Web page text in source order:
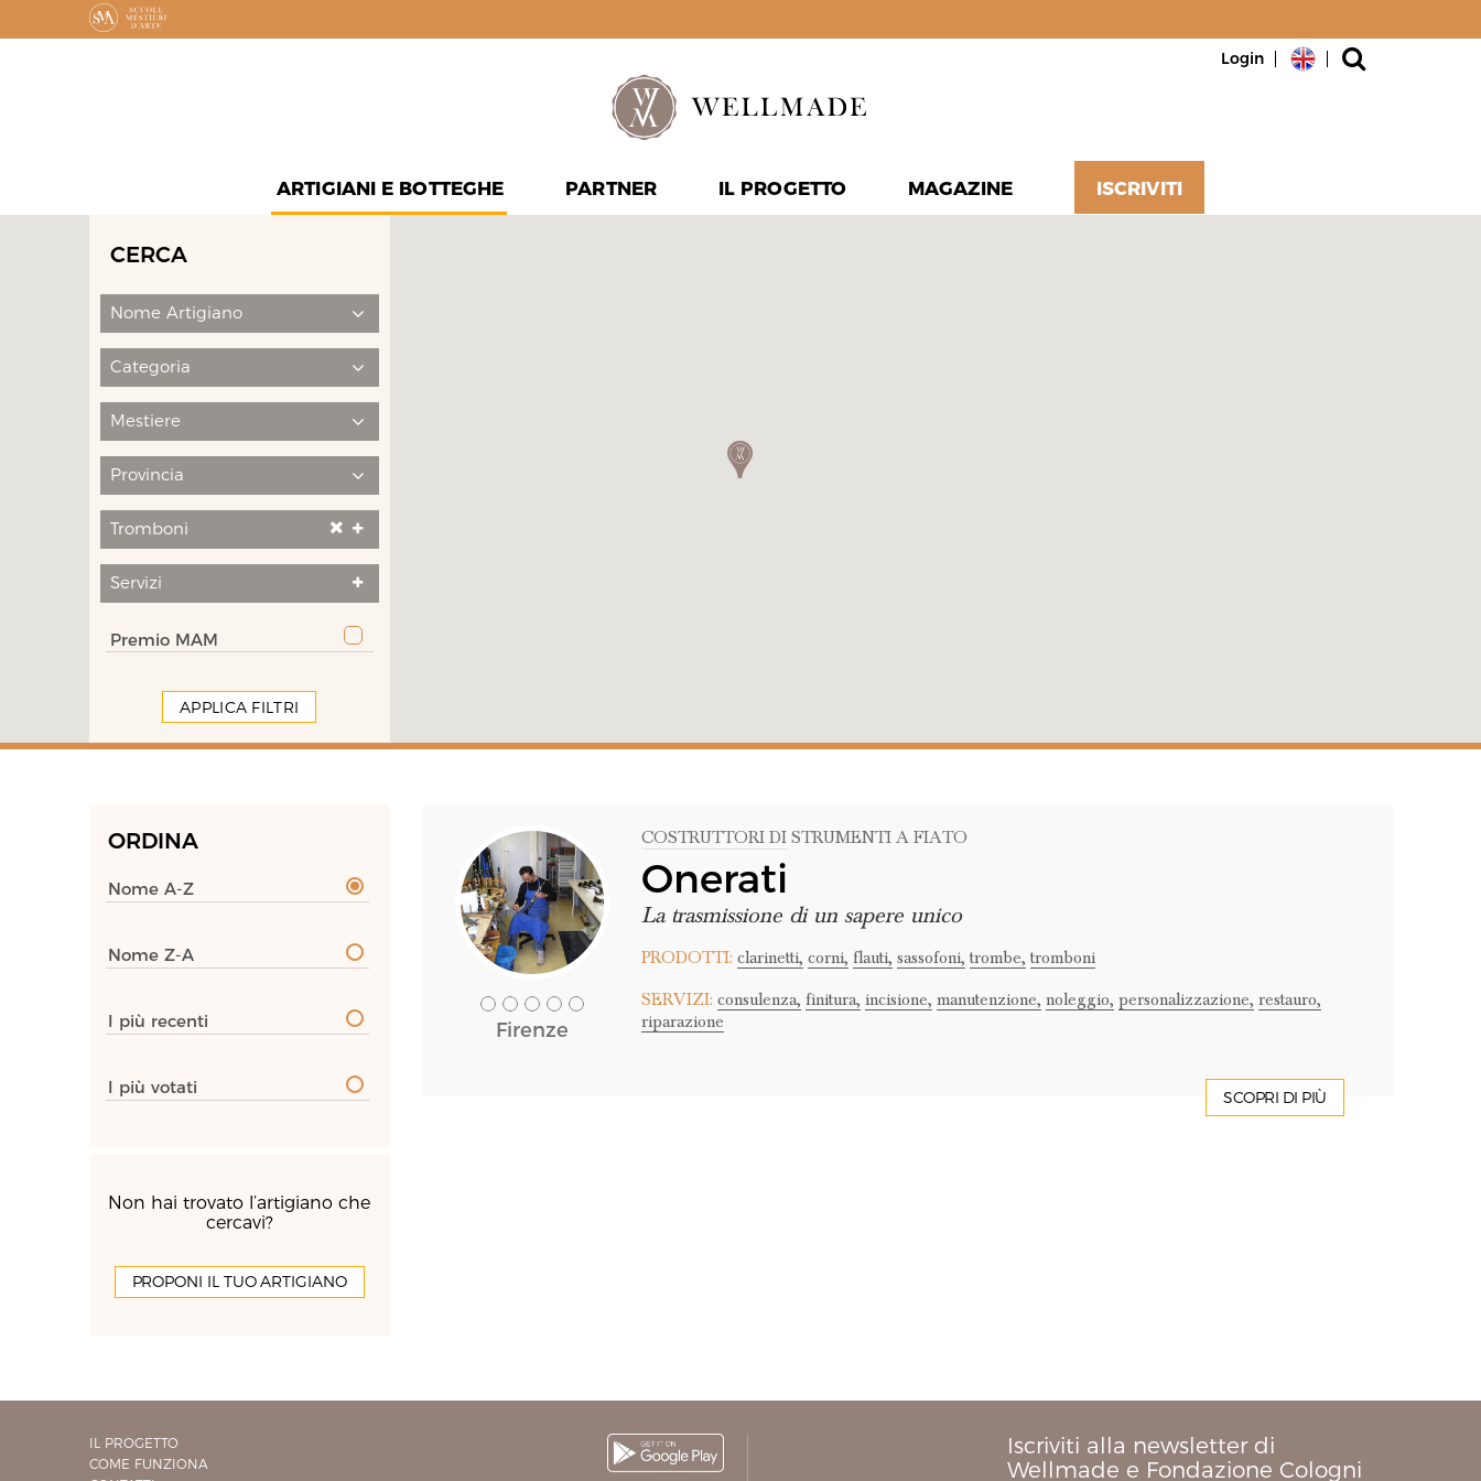
Login
ARTIGIANI E BOTTEGHE PARTNER IL PROGETTO MAGAZINE ISCRIVITI
CERCA
Nome Artigiano
Categoria
Mestiere
Provincia
Tromboni
Servizi
Premio MAM
APPLICA FILTRI
ORDINA
Nome A-Z
Nome Z-A
I più recenti
I più votati
Non hai trovato l’artigiano che
cercavi?
PROPONI IL TUO ARTIGIANO
Firenze
COSTRUTTORI DI STRUMENTI A FIATO
Onerati
La trasmissione di un sapere unico
PRODOTTI: clarinetti, corni, flauti, sassofoni, trombe, tromboni
SERVIZI: consulenza, finitura, incisione, manutenzione, noleggio, personalizzazione, restauro,
riparazione
SCOPRI DI PIÙ
IL PROGETTO
COME FUNZIONA
Iscriviti alla newsletter di
Wellmade e Fondazione Cologni